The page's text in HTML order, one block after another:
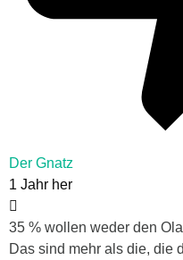
Der Gnatz
1 Jahr her
35 % wollen weder den
Das sind mehr als die, die